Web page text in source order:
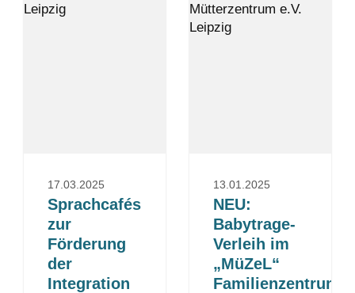
17.03.2025
Sprachcafés
zur
Förderung
der
Integration
13.01.2025
NEU:
Babytrage-
Verleih im
„MüZeL“
Familienzentrum